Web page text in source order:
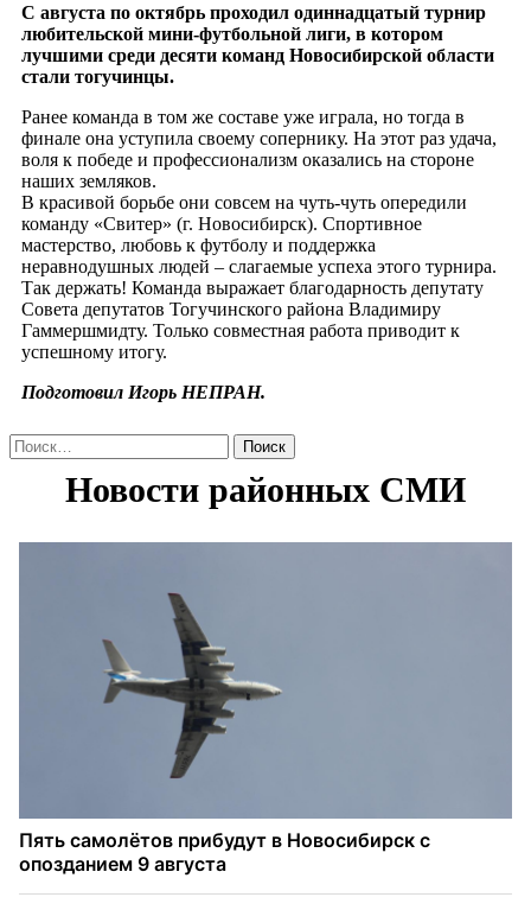
С августа по октябрь проходил одиннадцатый турнир
любительской мини-футбольной лиги, в котором
лучшими среди десяти команд Новосибирской области
стали тогучинцы.
Ранее команда в том же составе уже играла, но тогда в
финале она уступила своему сопернику. На этот раз удача,
воля к победе и профессионализм оказались на стороне
наших земляков.
В красивой борьбе они совсем на чуть-чуть опередили
команду «Свитер» (г. Новосибирск). Спортивное
мастерство, любовь к футболу и поддержка
неравнодушных людей – слагаемые успеха этого турнира.
Так держать! Команда выражает благодарность депутату
Совета депутатов Тогучинского района Владимиру
Гаммершмидту. Только совместная работа приводит к
успешному итогу.
Подготовил Игорь НЕПРАН.
Найти: